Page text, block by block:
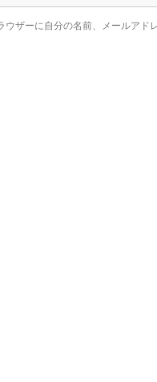
ウザーに自分の名前、メールアド